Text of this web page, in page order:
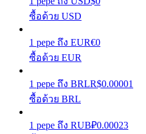
เรียนรู้วิธีการรักษาผลกำไร
ซื้อด้วย USD
1 pepe ถึง EUR€0
ซื้อด้วย EUR
1 pepe ถึง BRLR$0.00001
ซื้อด้วย BRL
1 pepe ถึง RUB₽0.00023